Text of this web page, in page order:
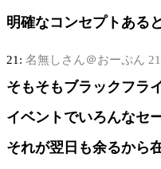
明確なコンセプトある
21: 名無しさん＠おーぷん
そもそもブラックフラ
イベントでいろんなセ
それが翌日も余るから